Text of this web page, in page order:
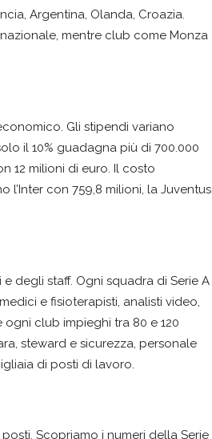
Argentina, Olanda, Croazia.
mentre club come Monza
Gli stipendi variano
il 10% guadagna più di 700.000
12 milioni di euro. Il costo
l’Inter con 759,8 milioni, la Juventus
degli staff. Ogni squadra di Serie A
e fisioterapisti, analisti video,
club impieghi tra 80 e 120
steward e sicurezza, personale
di posti di lavoro.
Scopriamo i numeri della Serie